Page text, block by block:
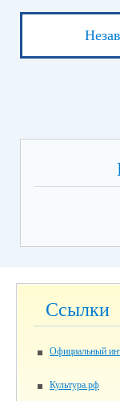
Ссылки
Официальный
Культура.рф